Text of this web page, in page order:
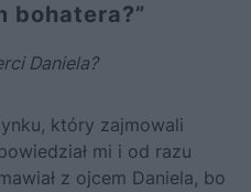
bohatera?”
Daniela?
który zajmowali
mi i od razu
z ojcem Daniela, bo